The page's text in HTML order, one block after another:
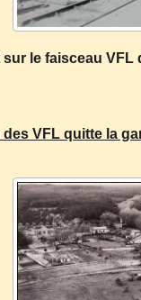
le faisceau VFL
des VFL quitte la